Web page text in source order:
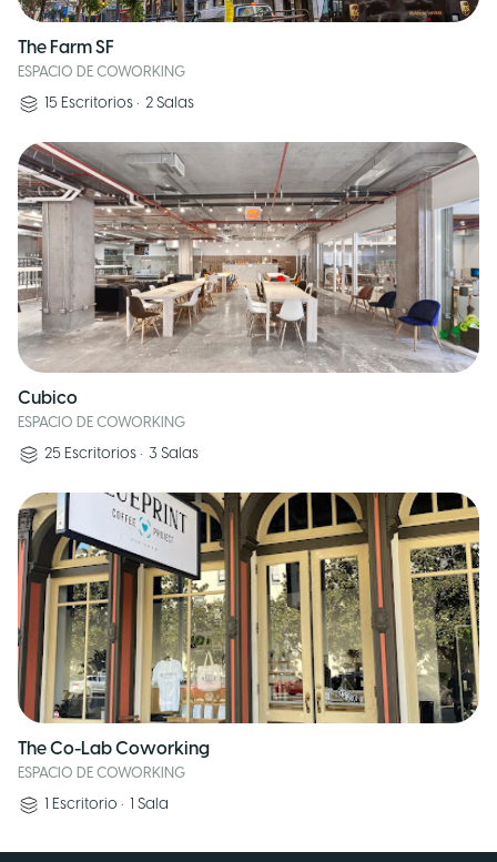
The Farm SF
ESPACIO DE COWORKING
15 Escritorios • 2 Salas
Cubico
ESPACIO DE COWORKING
25 Escritorios • 3 Salas
The Co-Lab Coworking
ESPACIO DE COWORKING
1 Escritorio • 1 Sala